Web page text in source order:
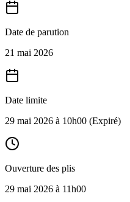
Date de parution
21 mai 2026
Date limite
29 mai 2026 à 10h00 (Expiré)
Ouverture des plis
29 mai 2026 à 11h00